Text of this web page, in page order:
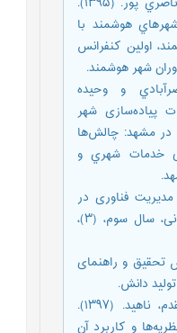
هوشمند با
اولین کنفرانس
شهر هوشمند.
و وحیده
تأثیرات پیاده‌سازی شهر
مشهد: چالش‌ها
خدمات شهري و
(۱۳۸۴). نقش مدیریت فناوری در
توسعه‌پایدار. پیک نور- علوم انسانی، سال سوم، (۳)،
(۱۳۸۹). روش تحقیق و راهنمای
دانش.
علی احمدی، علیرضا؛ ساروی مقدم، ناهید. (۱۳۹۷).
و کاربرد‌ آن